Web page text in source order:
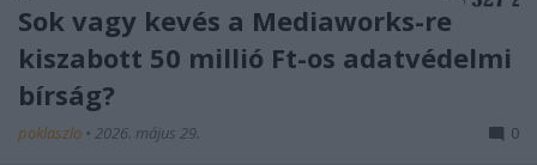
Sok vagy kevés a Mediaworks-re
kiszabott 50 millió Ft-os adatvédelmi
bírság?
poklaszlo • 2026. május 29. 0